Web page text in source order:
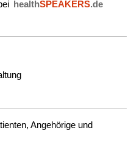
healthSPEAKERS.de
Angehörige und